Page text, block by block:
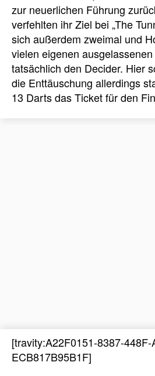
zur neuerlichen Führung
verfehlten ihr Ziel bei „The
sich außerdem zweimal und
vielen eigenen
tatsächlich den Decider. Hier
die Enttäuschung allerdings
13 Darts das Ticket für den
[travity:A22F0151-8387-448F-
ECB817B95B1F]